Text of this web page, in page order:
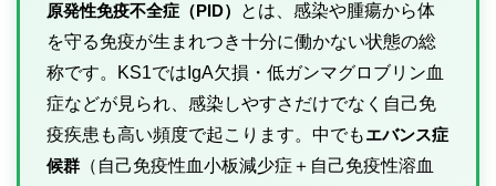
原発性免疫不全症（PID）
とは、感染や腫瘍から体
を守る免疫が生まれつき十分に働かない状態の総
称です。KS1ではIgA欠損・低ガンマグロブリン血
症などが見られ、感染しやすさだけでなく自己免
疫疾患も高い頻度で起こります。中でもエバンス症
候群 （自己免疫性血小板減少症＋自己免疫性溶血